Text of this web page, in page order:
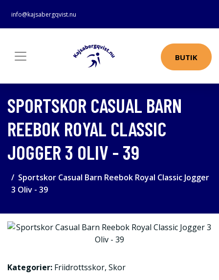
info@kajsabergqvist.nu
BUTIK
SPORTSKOR CASUAL BARN
REEBOK ROYAL CLASSIC
JOGGER 3 OLIV - 39
Sportskor Casual Barn Reebok Royal Classic Jogger
3 Oliv - 39
Kategorier: Friidrottsskor, Skor